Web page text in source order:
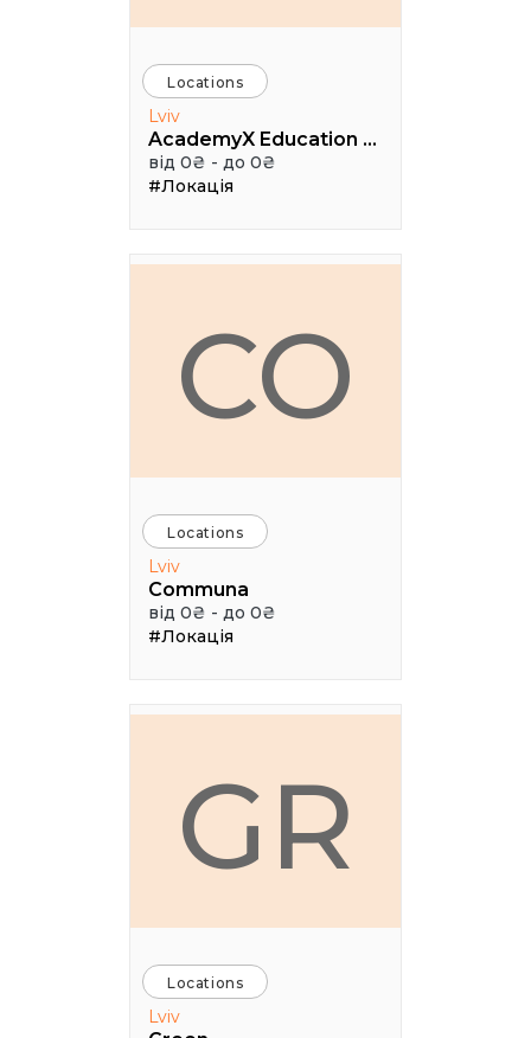
Locations
Lviv
AcademyX Education Hub
від 0₴ - до 0₴
#Локація
CO
Locations
Lviv
Communa
від 0₴ - до 0₴
#Локація
GR
Locations
Lviv